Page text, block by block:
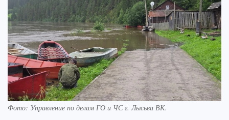
Фото: Управление по делам ГО и ЧС г. Лысьва ВК.